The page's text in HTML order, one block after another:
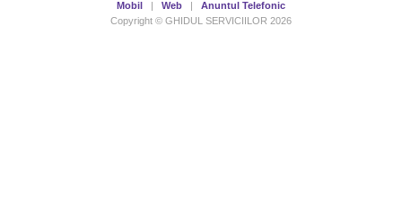
Mobil | Web | Anuntul Telefonic
Copyright © GHIDUL SERVICIILOR 2026